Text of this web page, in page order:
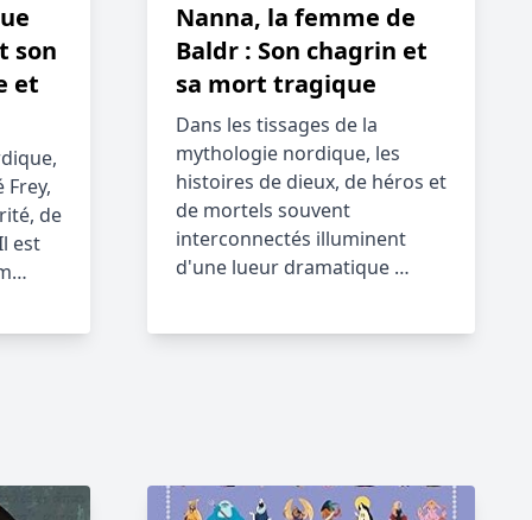
son
et
Frey,
de
est
Nanna, la femme de
Baldr : Son chagrin et
sa mort tragique
Dans les tissages de la
mythologie nordique, les
histoires de dieux, de héros et
de mortels souvent
interconnectés illuminent
d'une lueur dramatique …